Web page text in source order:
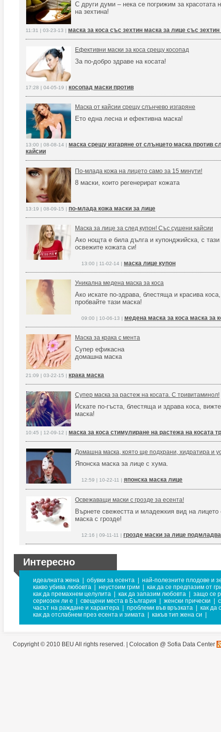
С други думи – нека се погрижим за красотата
на зехтина!
11:31 | 03-23-13 | маска за коса със зехтин маска за лице със
Ефективни маски за коса срещу косопад
За по-добро здраве на косата!
17:28 | 04-05-19 | косопад маски против
Маска от кайсии срещу слънчево изгаряне
Ето една лесна и ефективна маска!
13:00 | 08-08-14 | маска срещу изгаряне от слънцето маска против
кайсии
По-млада кожа на лицето само за 15 минути!
8 маски, които регенерират кожата
13:19 | 08-09-15 | по-млада кожа маски за лице
Маска за лице за след купон! Със сушени кайсии
Ако нощта е била дълга и купонджийска, с
освежите кожата си!
13:00 | 11-02-14 | маска лице купон
Уникална медена маска за коса
Ако искате по-здрава, блестяща и красива коса,
пробвайте тази маска!
09:00 | 10-06-13 | медена маска за коса маска за
Маска за крака с мента
Супер ефикасна
домашна маска
21:09 | 03-22-15 | крака маска
Супер маска за растеж на косата. С тривитаминол!
Искате по-гъста, блестяща и здрава коса,
маска!
10:45 | 12-09-12 | маска за коса стимулиране на растежа на косата
Домашна маска, която ще подхрани, хидратира и
Японска маска за лице с хума.
12:59 | 10-22-11 | японска маска лице
Освежаващи маски с грозде за есента!
Върнете свежестта и младежкия вид на лицето
маска с грозде!
12:16 | 09-11-11 | грозде маски за лице
Интересно
идеалната жена обувки за есента
най-полезните плодове и
какво убива любовта
неустоим грим
как да се предпазим от
как да премахнем целулита
как да запазим любовта
защо се
сериозен ли е
свещени места в България женски прически
часът на раждане и характера
проблеми във връзката
как да
как да отслабнем през есента и зимата
какъв тип жена си
Copyright © 2010 BEU All rights reserved. | Colocation @ Sofia Data Center